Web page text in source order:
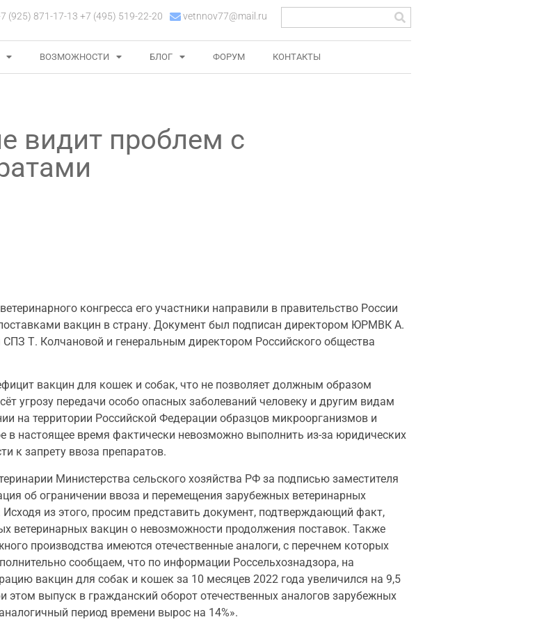
(925) 871-17-13 +7 (495) 519-22-20 vetnnov77@mail.ru
ВОЗМОЖНОСТИ БЛОГ ФОРУМ КОНТАКТЫ
видит проблем с
конгресса его участники направили в правительство России
вакцин в страну. Документ был подписан директором ЮРМВК А.
Т. Колчановой и генеральным директором Российского общества
вакцин для кошек и собак, что не позволяет должным образом
угрозу передачи особо опасных заболеваний человеку и другим видам
на территории Российской Федерации образцов микроорганизмов и
в настоящее время фактически невозможно выполнить из-за юридических
к запрету ввоза препаратов.
Министерства сельского хозяйства РФ за подписью заместителя
об ограничении ввоза и перемещения зарубежных ветеринарных
из этого, просим представить документ, подтверждающий факт,
вакцин о невозможности продолжения поставок. Также
производства имеются отечественные аналоги, с перечнем которых
сообщаем, что по информации Россельхознадзора, на
вакцин для собак и кошек за 10 месяцев 2022 года увеличился на 9,5
выпуск в гражданский оборот отечественных аналогов зарубежных
период времени вырос на 14%».